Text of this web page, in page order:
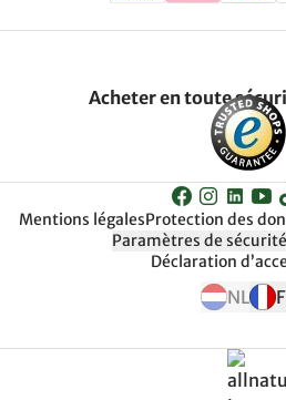
Acheter en toute
Mentions légalesProtection des
Paramètres de
Déclaration
NL